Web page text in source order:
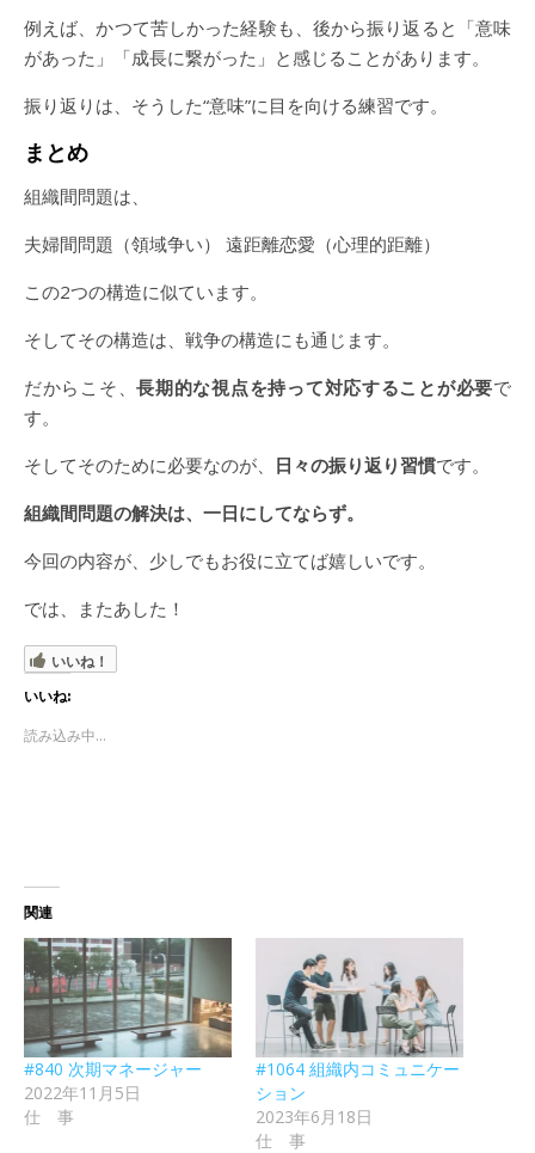
例えば、かつて苦しかった経験も、後から振り返ると「意味
があった」「成長に繋がった」と感じることがあります。
振り返りは、そうした“意味”に目を向ける練習です。
まとめ
組織間問題は、
夫婦間問題（領域争い） 遠距離恋愛（心理的距離）
この2つの構造に似ています。
そしてその構造は、戦争の構造にも通じます。
だからこそ、長期的な視点を持って対応することが必要で
す。
そしてそのために必要なのが、 日々の振り返り習慣です。
組織間問題の解決は、一日にしてならず。
今回の内容が、少しでもお役に立てば嬉しいです。
では、またあした！
いいね！
いいね:
読み込み中...
関連
#840 次期マネージャー
2022年11月5日
仕 事
#1064 組織内コミュニケー
ション
2023年6月18日
仕 事